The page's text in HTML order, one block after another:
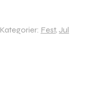
Kategorier: Fest, Jul